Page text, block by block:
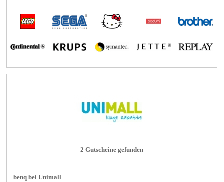
2 Gutscheine gefunden
benq bei Unimall